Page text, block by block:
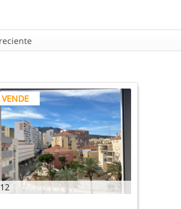
VENDE
12